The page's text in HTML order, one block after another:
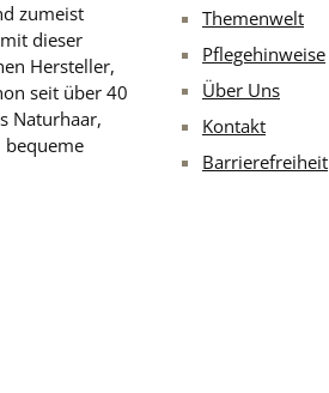
zumeist
dieser
Hersteller,
seit über 40
Naturhaar,
bequeme
Themenwelt
Pflegehinweise
Über Uns
Kontakt
Barrierefreiheit